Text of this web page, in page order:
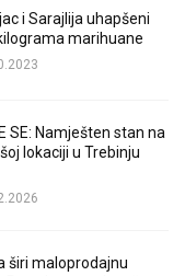
i Sarajlija uhapšeni
marihuane
SE: Namješten stan na
lokaciji u Trebinju
širi maloprodajnu